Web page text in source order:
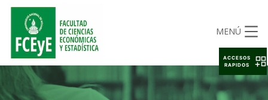
MENÚ
ACCESOS
RAPIDOS